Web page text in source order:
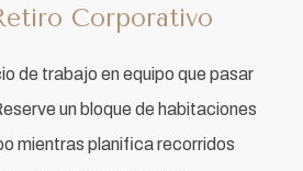
Corporativo
de trabajo en equipo que pasar
un bloque de habitaciones
mientras planifica recorridos